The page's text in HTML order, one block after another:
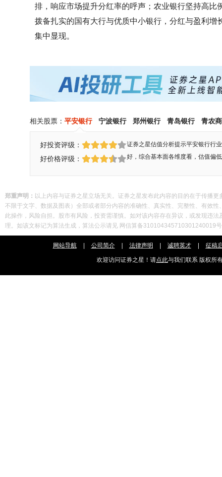
排，响应市场提升分红率的呼声；农业银行坚持高比
拨备扎实的国有大行与优质中小银行，分红与盈利增
集中显现。
相关股票： 平安银行 宁波银行 郑州银行 青岛银行 青农
好投资评级：
好价格评级：
证券之星估值分析提示平安银行行
好，综合基本面各维度看，估值偏
郑重声明： 以上内容与证券之星立场无关。证券之星发布此内容的目的在于传播
不限于文字、数据及图表）全部或者部分内容的准确性、真实性、完整性、有效
此操作，风险自担。股市有风险，投资需谨慎。如对该内容存在异议，或发现违
理。如该文标记为算法生成，算法公示请见 网信算备310104345710301240019
网站导航 | 公司简介 | 法律声明 | 诚聘英才 | 征稿
欢迎访问证券之星！请点此与我们联系 版权所